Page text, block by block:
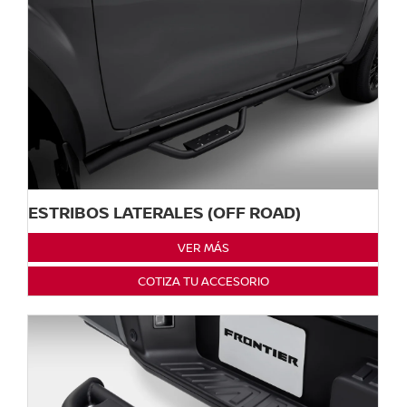
ESTRIBOS LATERALES (OFF ROAD)
VER MÁS
COTIZA TU ACCESORIO